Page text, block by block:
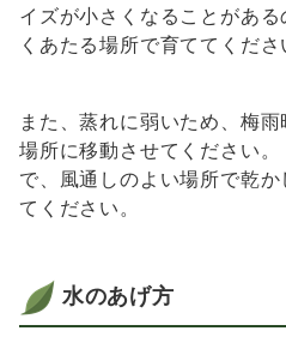
イズが小さくなることがあ
くあたる場所で育ててくださ
また、蒸れに弱いため、梅
場所に移動させてください
で、風通しのよい場所で乾
てください。
水のあげ方